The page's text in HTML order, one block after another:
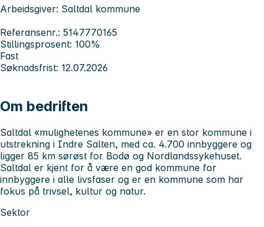
Arbeidsgiver: Saltdal kommune
Referansenr.: 5147770165
Stillingsprosent: 100%
Fast
Søknadsfrist: 12.07.2026
Om bedriften
Saltdal «mulighetenes kommune» er en stor kommune i
utstrekning i Indre Salten, med ca. 4.700 innbyggere og
ligger 85 km sørøst for Bodø og Nordlandssykehuset.
Saltdal er kjent for å være en god kommune for
innbyggere i alle livsfaser og er en kommune som har
fokus på trivsel, kultur og natur.
Sektor